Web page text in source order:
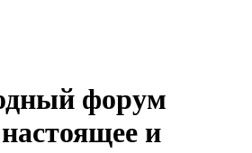
форум
и